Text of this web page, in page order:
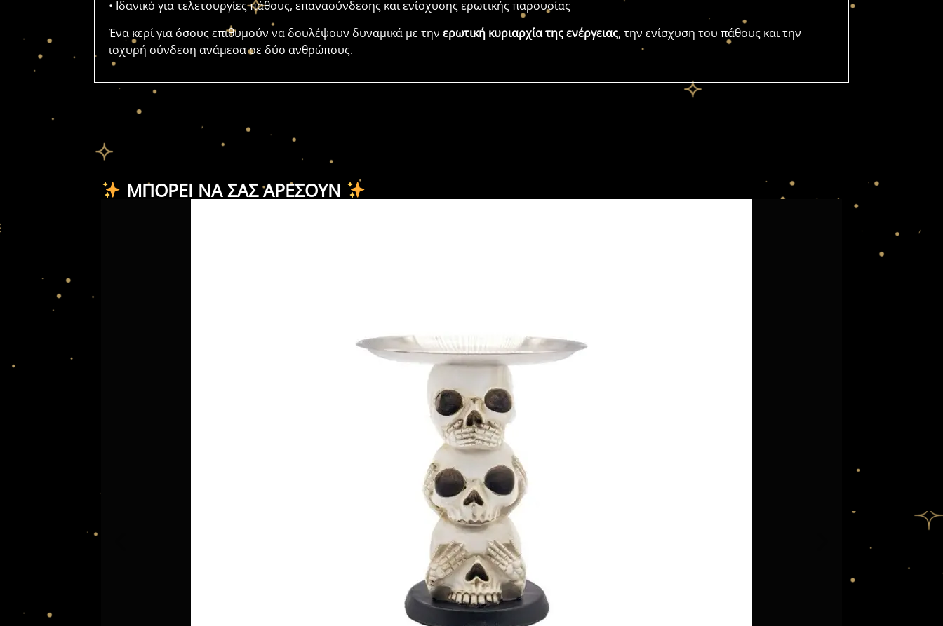
• Ιδανικό για τελετουργίες πάθους, επανασύνδεσης και ενίσχυσης ερωτικής παρουσίας
Ένα κερί για όσους επιθυμούν να δουλέψουν δυναμικά με τηνερωτική κυριαρχία της ενέργειας, την ενίσχυση του πάθους και την
ισχυρή σύνδεση ανάμεσα σε δύο ανθρώπους.
ΜΠΟΡΕΊ ΝΑ ΣΑΣ ΑΡΈΣΟΥΝ